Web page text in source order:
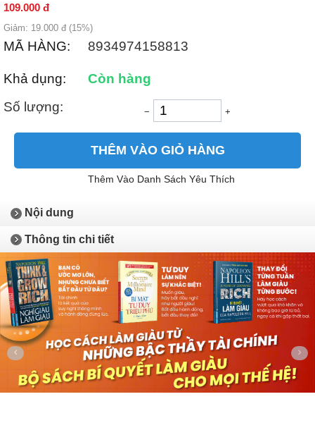
109.000 đ
Giảm: 19.000 đ (15%)
MÃ HÀNG: 8934974158813
Khả dụng:
Còn hàng
Số lượng:
− +
THÊM VÀO GIỎ HÀNG
Thêm Vào Danh Sách Yêu Thích
Nội dung
Thông tin chi tiết